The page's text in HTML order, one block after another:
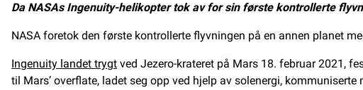
Da NASAs Ingenuity-helikopter tok av for sin første kontrollerte
NASA foretok den første kontrollerte flyvningen på en annen planet
Ingenuity landet trygt ved Jezero-krateret på Mars 18. februar 2021,
til Mars’ overflate, ladet seg opp ved hjelp av solenergi,